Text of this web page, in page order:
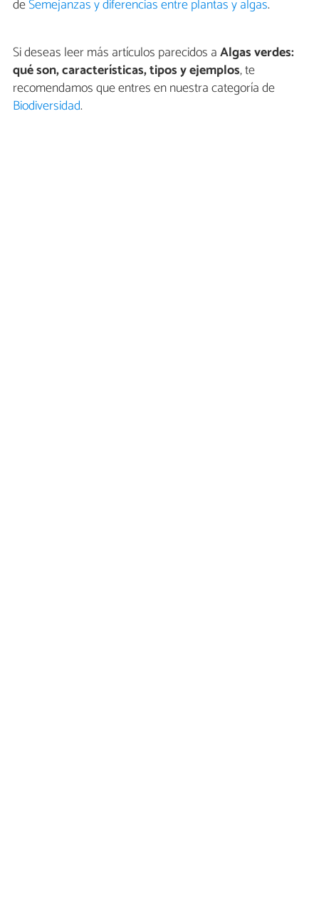
deSemejanzas y diferencias entre plantas y algas.
Si deseas leer más artículos parecidos aAlgas verdes:
qué son, características, tipos y ejemplos, te
recomendamos que entres en nuestra categoría de
Biodiversidad.